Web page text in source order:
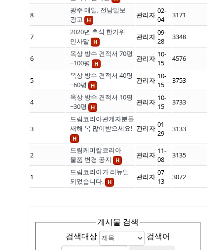
8
광주 매일, 전남일보
광고
H
관리자 02-
04
3171
7
2020년 추석 한가위
인사말 H
관리자 09-
28
3348
6
옥상 방수 견적서 70평
~100평
H
관리자 10-
15
4576
5
옥상 방수 견적서 40평
~60평
H
관리자 10-
15
3753
4
옥상 방수 견적서 10평
~30평
H
관리자 10-
15
3733
3
드림코리아관계자분들
새해 복 많이받으세요!
H
관리자 01-
29
3133
2
드림케미칼코리아
물품 변경 공지
H
관리자 11-
08
3135
1
드림코리아가 리뉴얼
되었습니다. H
관리자 07-
13
3072
게시물 검색
검색대상
검색어